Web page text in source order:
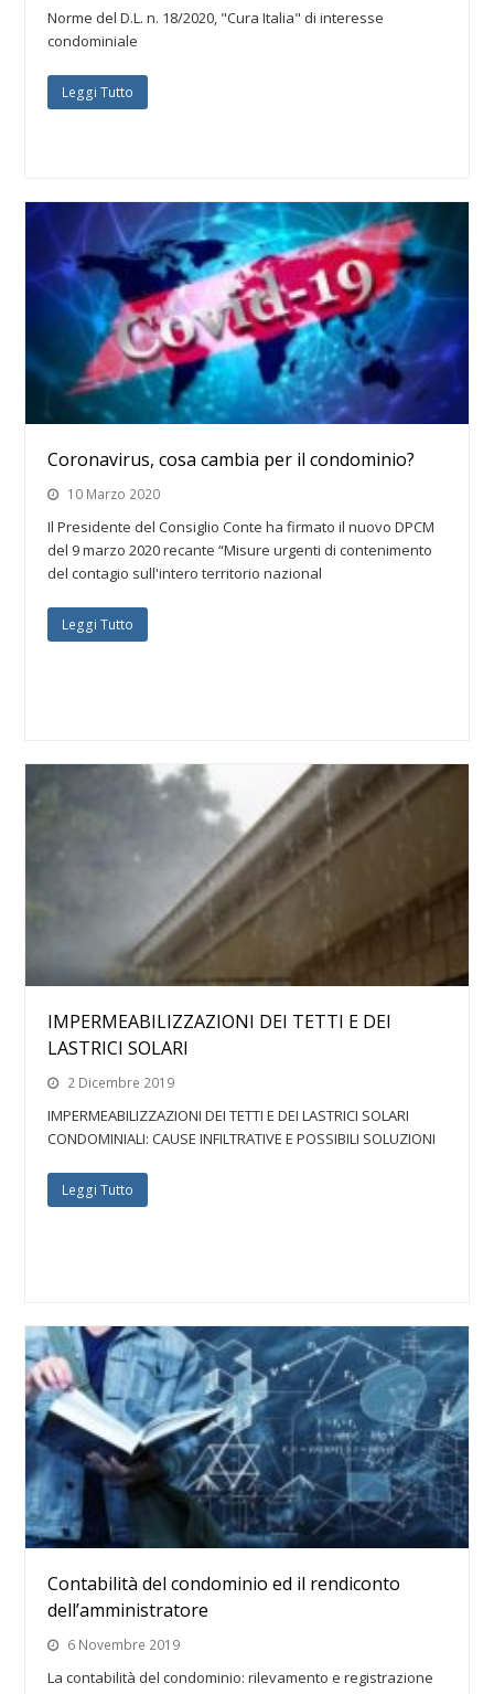
Norme del D.L. n. 18/2020, "Cura Italia" di interesse
condominiale
Leggi Tutto
Coronavirus, cosa cambia per il condominio?
10 Marzo 2020
Il Presidente del Consiglio Conte ha firmato il nuovo DPCM
del 9 marzo 2020 recante “Misure urgenti di contenimento
del contagio sull'intero territorio nazional
Leggi Tutto
IMPERMEABILIZZAZIONI DEI TETTI E DEI
LASTRICI SOLARI
2 Dicembre 2019
IMPERMEABILIZZAZIONI DEI TETTI E DEI LASTRICI SOLARI
CONDOMINIALI: CAUSE INFILTRATIVE E POSSIBILI SOLUZIONI
Leggi Tutto
Contabilità del condominio ed il rendiconto
dell’amministratore
6 Novembre 2019
La contabilità del condominio: rilevamento e registrazione